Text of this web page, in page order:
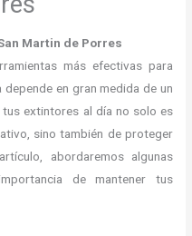
Martin de Porres
más efectivas para
en gran medida de un
tus extintores al día no solo es
sino también de proteger
abordaremos algunas
de mantener tus